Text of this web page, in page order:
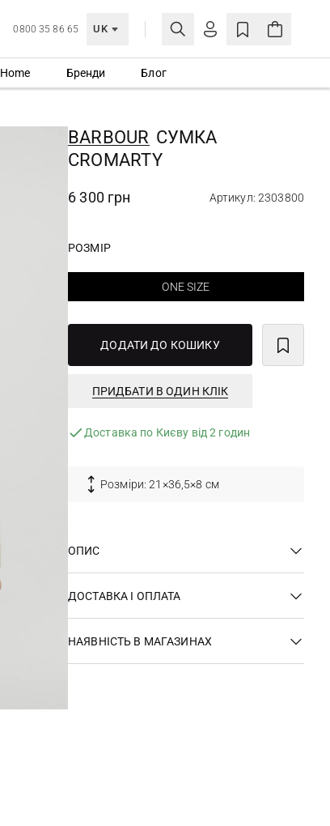
0800 35 86 65 UK
МОЯ ОБЛІКІВКА
Ще не зареєстровані?
СТВОРИТИ ОБЛІКІВКУ
Home Бренди Блог
BARBOUR СУМКА
CROMARTY
6 300 грн Артикул: 2303800
РОЗМІР
ONE SIZE
ДОДАТИ ДО КОШИКУ
ПРИДБАТИ В ОДИН КЛІК
Доставка по Києву від 2 годин
Розміри: 21×36,5×8 см
ОПИС
ДОСТАВКА І ОПЛАТА
НАЯВНІСТЬ В МАГАЗИНАХ